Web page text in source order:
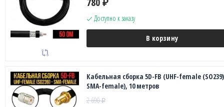
₽
Доступно к заказу
В корзину
Кабельная сборка 5D-FB (UHF-female
SMA-female), 10 метров
2 690₽